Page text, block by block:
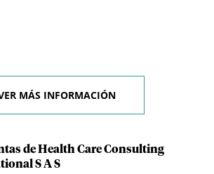
MÁS INFORMACIÓN
de Health Care Consulting
S A S